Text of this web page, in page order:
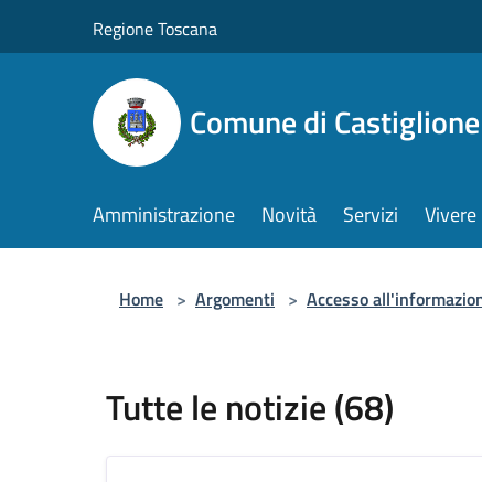
Regione Toscana
Comune di
Amministrazione Novità Servizi
Home > Argomenti > Accesso
Tutte le notizie (68)